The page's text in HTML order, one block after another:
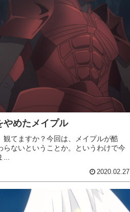
やめたメイプル
てますか？今回は、メイプルが酷
ないということか。というわけで今
...
2020.02.27